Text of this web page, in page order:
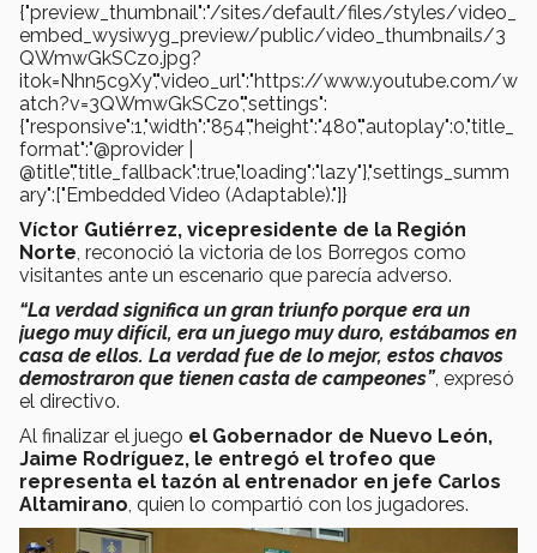
{"preview_thumbnail":"/sites/default/files/styles/video_
embed_wysiwyg_preview/public/video_thumbnails/3
QWmwGkSCzo.jpg?
itok=Nhn5c9Xy","video_url":"https://www.youtube.com/w
atch?v=3QWmwGkSCzo","settings":
{"responsive":1,"width":"854","height":"480","autoplay":0,"title_
format":"@provider |
@title","title_fallback":true,"loading":"lazy"},"settings_summ
ary":["Embedded Video (Adaptable)."]}
Víctor Gutiérrez, vicepresidente de la Región
Norte, reconoció la victoria de los Borregos como
visitantes ante un escenario que parecía adverso.
“La verdad significa un gran triunfo porque era un
juego muy difícil, era un juego muy duro, estábamos en
casa de ellos. La verdad fue de lo mejor, estos chavos
demostraron que tienen casta de campeones”, expresó
el directivo.
Al finalizar el juego el Gobernador de Nuevo León,
Jaime Rodríguez, le entregó el trofeo que
representa el tazón al entrenador en jefe Carlos
Altamirano, quien lo compartió con los jugadores.